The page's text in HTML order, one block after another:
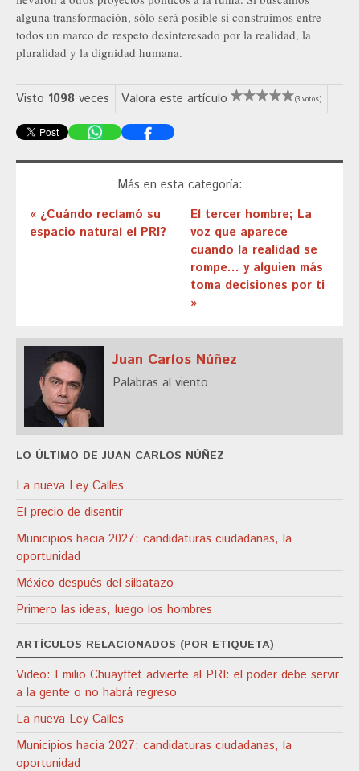
alguna transformación, sólo será posible si construimos entre
todos un marco de respeto desinteresado por la realidad, la
pluralidad y la dignidad humana.
Visto 1098 veces Valora este artículo (3 votos)
Más en esta categoría:
« ¿Cuándo reclamó su
espacio natural el PRI?
El tercer hombre; La
voz que aparece
cuando la realidad se
rompe… y alguien más
toma decisiones por ti
»
Juan Carlos Núñez
Palabras al viento
LO ÚLTIMO DE JUAN CARLOS NÚÑEZ
La nueva Ley Calles
El precio de disentir
Municipios hacia 2027: candidaturas ciudadanas, la
oportunidad
México después del silbatazo
Primero las ideas, luego los hombres
ARTÍCULOS RELACIONADOS (POR ETIQUETA)
Video: Emilio Chuayffet advierte al PRI: el poder debe servir
a la gente o no habrá regreso
La nueva Ley Calles
Municipios hacia 2027: candidaturas ciudadanas, la
oportunidad